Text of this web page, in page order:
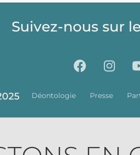
Suivez-nous sur
Déontologie Presse